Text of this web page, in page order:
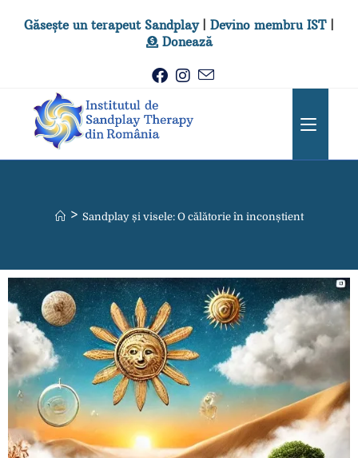
Găsește un terapeut Sandplay| Devino membru IST|
Donează
> Sandplay și visele: O călătorie în inconștient